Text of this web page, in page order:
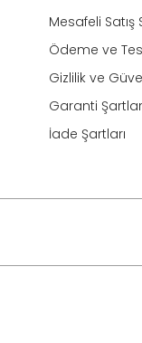
Mesafeli Satış
Ödeme ve
Gizlilik ve
Garanti
İade Şartları